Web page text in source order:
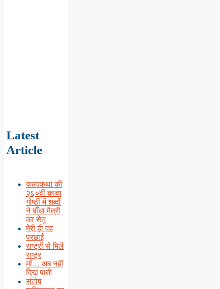
Latest
Article
कल्पकथा की
२६०वीं काव्य
गोष्ठी में शब्दों
ने बाँधा मैत्री
का सेतु
मेरी ही वह
परछाई
राष्ट्रों से मिलें
राष्ट्र
माँ… अब नहीं
दिख पाती
संतोष